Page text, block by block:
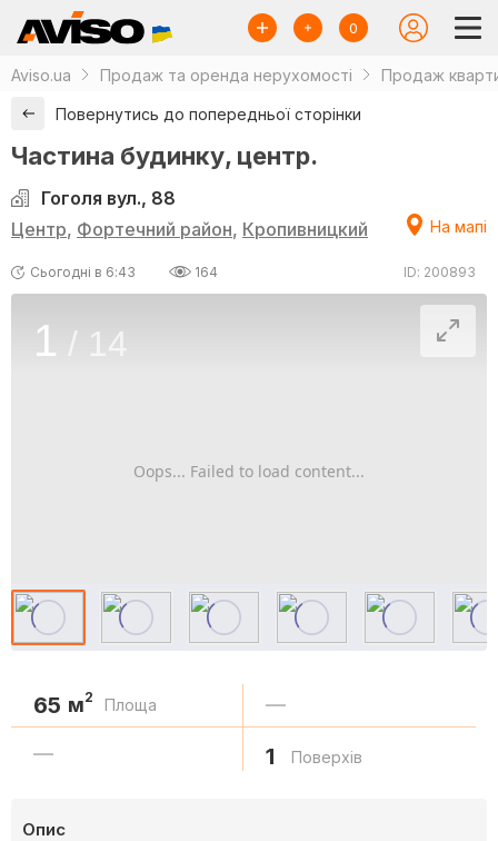
0
Aviso.ua Продаж та оренда нерухомості Продаж
Повернутись до попередньої сторінки
Частина будинку, центр.
Гоголя вул., 88
Центр, Фортечний район, Кропивницкий На мапі
Сьогодні в 6:43 164 ID: 200893
Oops... Failed to load content...
1 / 14
65 м2 Площа —
— 1 Поверхів
Опис